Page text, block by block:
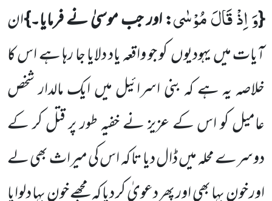
{وَ اِذْ قَالَ مُوْسٰى: اور جب موسیٰ نے فرمایا۔}ان
آیات میں یہودیوںکو جو واقعہ یاد دلایا جا رہا ہے اس کا
خلاصہ یہ ہے کہ بنی اسرائیل میں ایک مالدار شخص
عامیل کو اس کے عزیز نے خفیہ طور پر قتل کر کے
دوسرے محلہ میں ڈال دیا تا کہ اس کی میراثبھی لے
اور خون بہا بھی اور پھر دعویٰ کر دیا کہ مجھے خون بہا دلوایا